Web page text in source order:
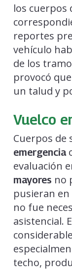
los cuerpos
reportes
vehículo
de los
provocó
un talud y
Vuelco
Cuerpos de
emergencia
evaluación
mayores no
pusieran
no fue
asistencial.
techo,